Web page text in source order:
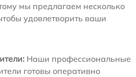
мы предлагаем несколько
удовлетворить ваши
Наши профессиональные
готовы оперативно